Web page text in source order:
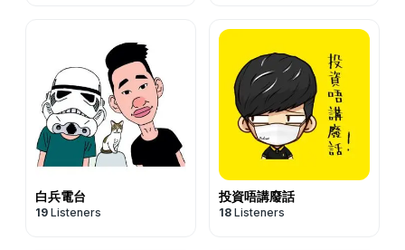
白兵電台
19 Listeners
投資唔講廢話
18 Listeners